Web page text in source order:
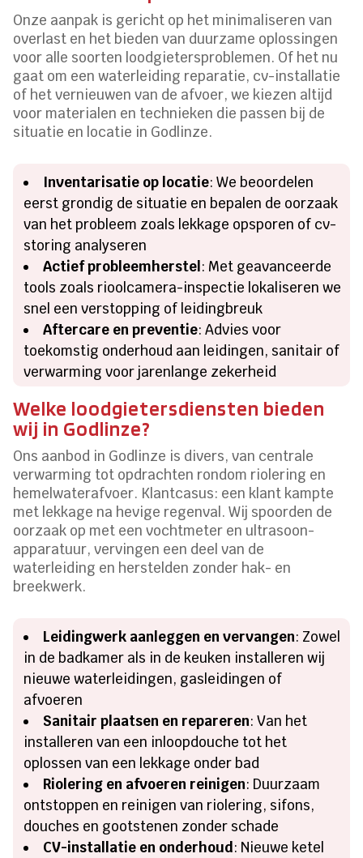
Onze aanpak is gericht op het minimaliseren van
overlast en het bieden van duurzame oplossingen
voor alle soorten loodgietersproblemen. Of het nu
gaat om een waterleiding reparatie, cv-installatie
of het vernieuwen van de afvoer, we kiezen altijd
voor materialen en technieken die passen bij de
situatie en locatie in Godlinze.
Inventarisatie op locatie: We beoordelen
eerst grondig de situatie en bepalen de oorzaak
van het probleem zoals lekkage opsporen of cv-
storing analyseren
Actief probleemherstel : Met geavanceerde
tools zoals rioolcamera-inspectie lokaliseren we
snel een verstopping of leidingbreuk
Aftercare en preventie: Advies voor
toekomstig onderhoud aan leidingen, sanitair of
verwarming voor jarenlange zekerheid
Welke loodgietersdiensten bieden
wij in Godlinze?
Ons aanbod in Godlinze is divers, van centrale
verwarming tot opdrachten rondom riolering en
hemelwaterafvoer. Klantcasus: een klant kampte
met lekkage na hevige regenval. Wij spoorden de
oorzaak op met een vochtmeter en ultrasoon-
apparatuur, vervingen een deel van de
waterleiding en herstelden zonder hak- en
breekwerk.
Leidingwerk aanleggen en vervangen: Zowel
in de badkamer als in de keuken installeren wij
nieuwe waterleidingen, gasleidingen of
afvoeren
Sanitair plaatsen en repareren: Van het
installeren van een inloopdouche tot het
oplossen van een lekkage onder bad
Riolering en afvoeren reinigen: Duurzaam
ontstoppen en reinigen van riolering, sifons,
douches en gootstenen zonder schade
CV-installatie en onderhoud: Nieuwe ketel